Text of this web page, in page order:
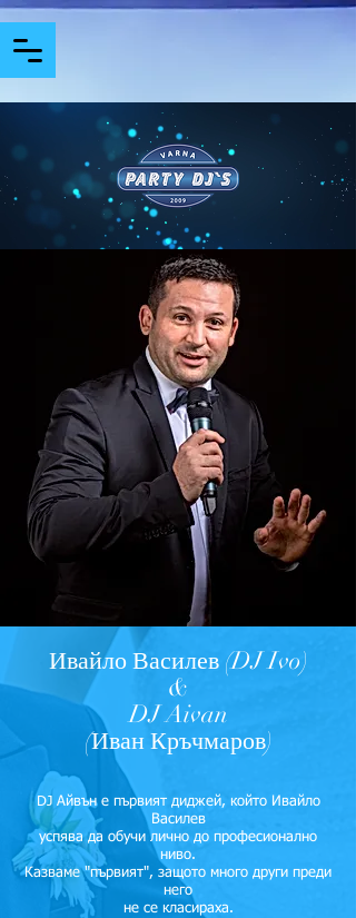
Ивайло Василев(DJ Ivo)
&
DJ Aivan
(Иван Кръчмаров)
DJ Айвън е първият диджей, който Ивайло
Василев
успява да обучи лично до професионално
ниво.
Казваме "първият", защото много други преди
него
не се класираха.